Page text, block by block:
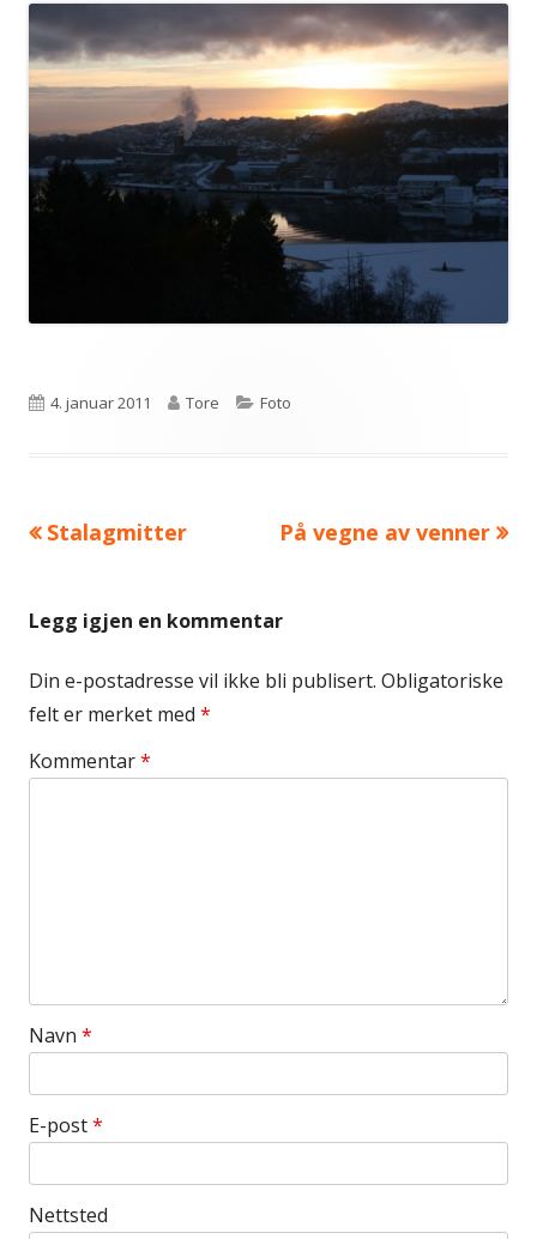
Publisert
4. januar 2011 Forfatter
Tore Kategorier
Foto
Innleggsnavigasjon
Forrige
Stalagmitter
Neste
På vegne av venner
Legg igjen en kommentar
Din e-postadresse vil ikke bli publisert. Obligatoriske
felt er merket med *
Kommentar*
Navn *
E-post*
Nettsted